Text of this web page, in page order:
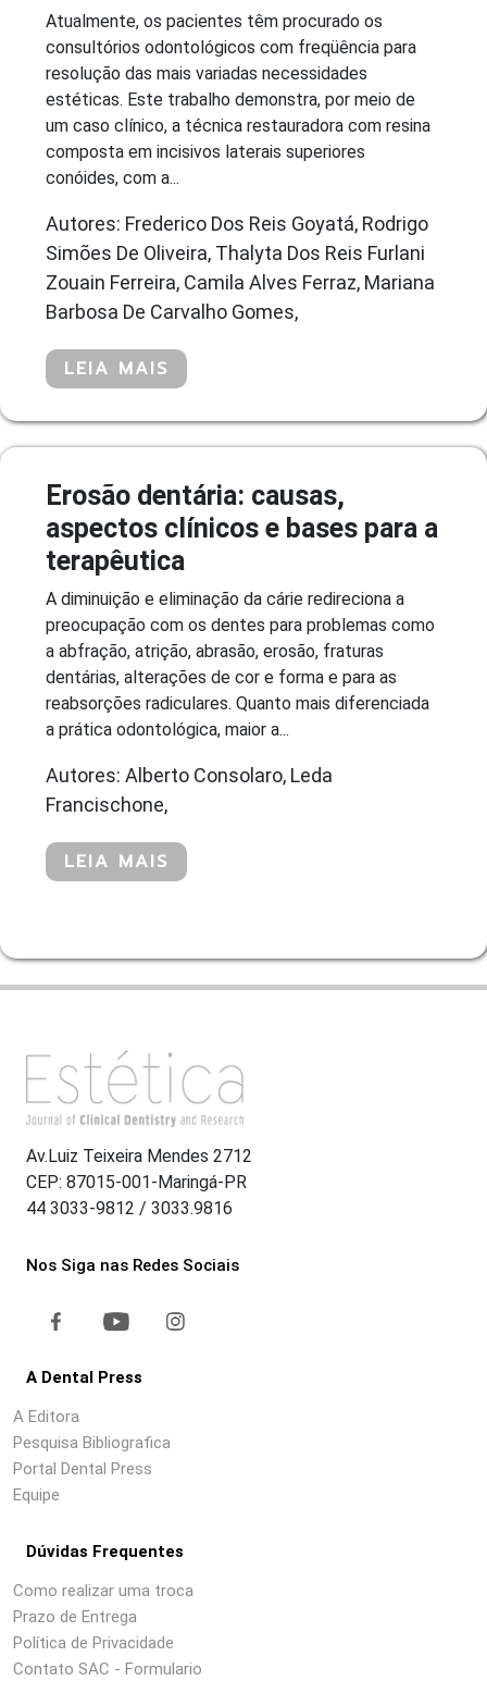
Atualmente, os pacientes têm procurado os
consultórios odontológicos com freqüência para
resolução das mais variadas necessidades
estéticas. Este trabalho demonstra, por meio de
um caso clínico, a técnica restauradora com resina
composta em incisivos laterais superiores
conóides, com a...
Autores: Frederico Dos Reis Goyatá, Rodrigo
Simões De Oliveira, Thalyta Dos Reis Furlani
Zouain Ferreira, Camila Alves Ferraz, Mariana
Barbosa De Carvalho Gomes,
LEIA MAIS
Erosão dentária: causas,
aspectos clínicos e bases para a
terapêutica
A diminuição e eliminação da cárie redireciona a
preocupação com os dentes para problemas como
a abfração, atrição, abrasão, erosão, fraturas
dentárias, alterações de cor e forma e para as
reabsorções radiculares. Quanto mais diferenciada
a prática odontológica, maior a...
Autores: Alberto Consolaro, Leda
Francischone,
LEIA MAIS
Av.Luiz Teixeira Mendes 2712
CEP: 87015-001-Maringá-PR
44 3033-9812 / 3033.9816
Nos Siga nas Redes Sociais
A Dental Press
A Editora
Pesquisa Bibliografica
Portal Dental Press
Equipe
Dúvidas Frequentes
Como realizar uma troca
Prazo de Entrega
Política de Privacidade
Contato SAC - Formulario